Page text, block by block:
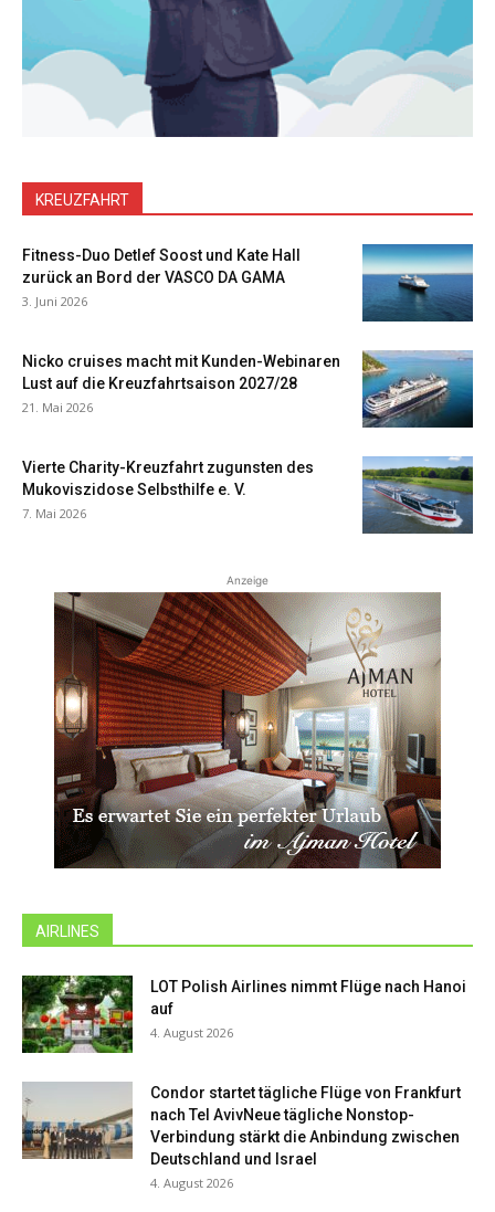
KREUZFAHRT
Fitness-Duo Detlef Soost und Kate Hall
zurück an Bord der VASCO DA GAMA
3. Juni 2026
Nicko cruises macht mit Kunden-Webinaren
Lust auf die Kreuzfahrtsaison 2027/28
21. Mai 2026
Vierte Charity-Kreuzfahrt zugunsten des
Mukoviszidose Selbsthilfe e. V.
7. Mai 2026
Anzeige
AIRLINES
LOT Polish Airlines nimmt Flüge nach Hanoi
auf
4. August 2026
Condor startet tägliche Flüge von Frankfurt
nach Tel AvivNeue tägliche Nonstop-
Verbindung stärkt die Anbindung zwischen
Deutschland und Israel
4. August 2026